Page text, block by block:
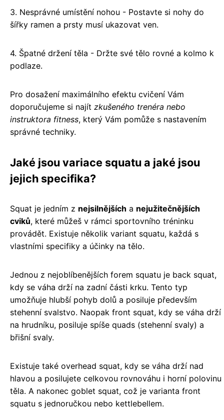
3. Nesprávné umístění nohou - Postavte si nohy do
šířky ramen a prsty musí ukazovat ven.
4. Špatné držení těla - Držte své tělo rovné a kolmo k
podlaze.
Pro dosažení maximálního efektu cvičení Vám
doporučujeme si najít zkušeného trenéra nebo
instruktora fitness, který Vám pomůže s nastavením
správné techniky.
Jaké jsou variace squatu a jaké jsou
jejich specifika?
Squat je jedním z nejsilnějších a nejužitečnějších
cviků, které můžeš v rámci sportovního tréninku
provádět. Existuje několik variant squatu, každá s
vlastními specifiky a účinky na tělo.
Jednou z nejoblíbenějších forem squatu je back squat,
kdy se váha drží na zadní části krku. Tento typ
umožňuje hlubší pohyb dolů a posiluje především
stehenní svalstvo. Naopak front squat, kdy se váha drží
na hrudníku, posiluje spíše quads (stehenní svaly) a
břišní svaly.
Existuje také overhead squat, kdy se váha drží nad
hlavou a posilujete celkovou rovnováhu i horní polovinu
těla. A nakonec goblet squat, což je varianta front
squatu s jednoručkou nebo kettlebellem.